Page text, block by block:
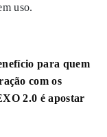
uso.
para quem
com os
2.0 é apostar